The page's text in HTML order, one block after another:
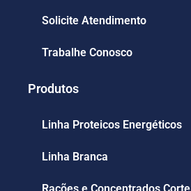
Solicite Atendimento
Trabalhe Conosco
Produtos
Linha Proteicos Energéticos
Linha Branca